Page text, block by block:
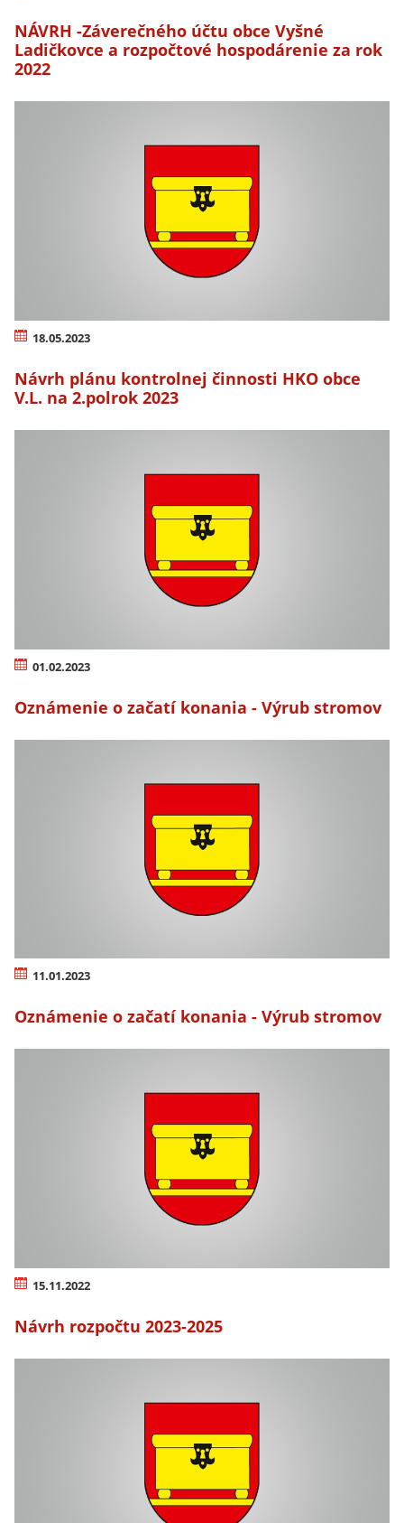
NÁVRH -Záverečného účtu obce Vyšné
Ladičkovce a rozpočtové hospodárenie za rok
2022
18.05.2023
Návrh plánu kontrolnej činnosti HKO obce
V.L. na 2.polrok 2023
01.02.2023
Oznámenie o začatí konania - Výrub stromov
11.01.2023
Oznámenie o začatí konania - Výrub stromov
15.11.2022
Návrh rozpočtu 2023-2025